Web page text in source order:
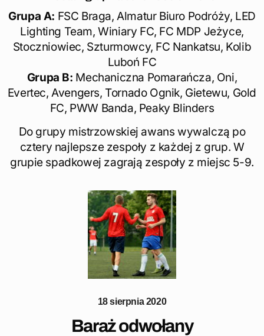
Grupa A: FSC Braga, Almatur Biuro Podróży, LED
Lighting Team, Winiary FC, FC MDP Jeżyce,
Stoczniowiec, Szturmowcy, FC Nankatsu, Kolib
Luboń FC
Grupa B: Mechaniczna Pomarańcza, Oni,
Evertec, Avengers, Tornado Ognik, Gietewu, Gold
FC, PWW Banda, Peaky Blinders
Do grupy mistrzowskiej awans wywalczą po
cztery najlepsze zespoły z każdej z grup. W
grupie spadkowej zagrają zespoły z miejsc 5-9.
18 sierpnia 2020
Baraż odwołany